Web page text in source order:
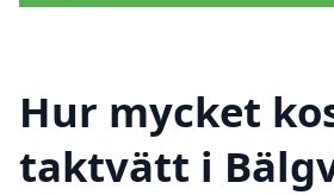
Hur mycket
taktvätt i